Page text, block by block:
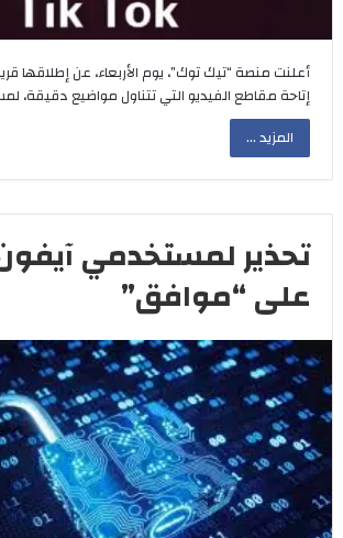
أعلنت منصة “تيك توك”، يوم الأربعاء، عن إطلاقها
إتاحة مقاطع الفيديو التي تتناول مواضيع دقيقة،
المزيد ...
تحذير لمستخدمي
على “موافق”